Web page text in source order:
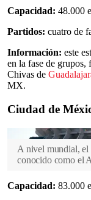
Capacidad: 48.000
Partidos: cuatro de
Información: este
en la fase de grupos,
Chivas de
MX.
Ciudad de
A nivel mundial, el
conocido como el
Capacidad: 83.000